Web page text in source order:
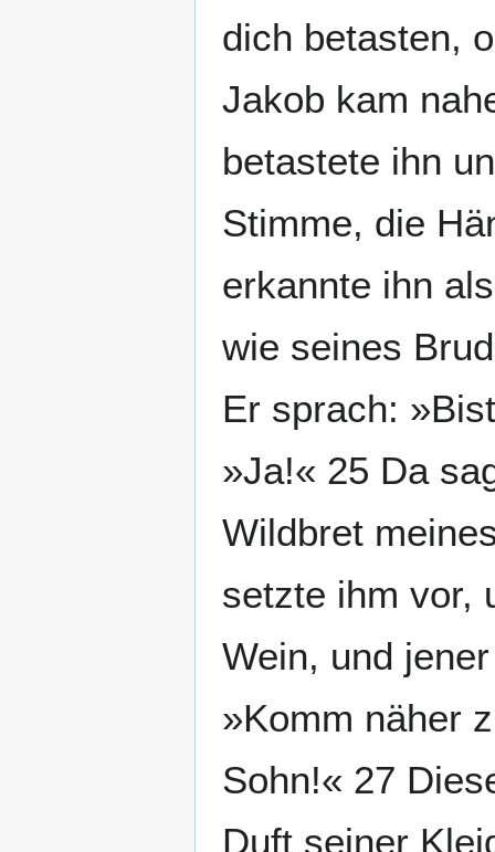
dich betasten,
Jakob kam
betastete ihn
Stimme, die
erkannte ihn
wie seines
Er sprach:
»Ja!« 25 Da
Wildbret
setzte ihm vor,
Wein, und
»Komm näher
Sohn!« 27
Duft seiner